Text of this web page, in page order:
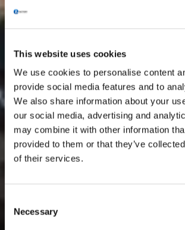
This website uses cookies
We use cookies to personalise content
provide social media features and to
We also share information about your
our social media, advertising and
may combine it with other information
provided to them or that they’ve
of their services.
Selection
Necessary